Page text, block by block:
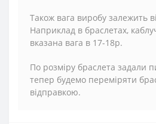
Також вага виробу залежить
Наприклад в браслетах,
вказана вага в 17-18р.
По розміру браслета задали
тепер будемо переміряти
відправкою.